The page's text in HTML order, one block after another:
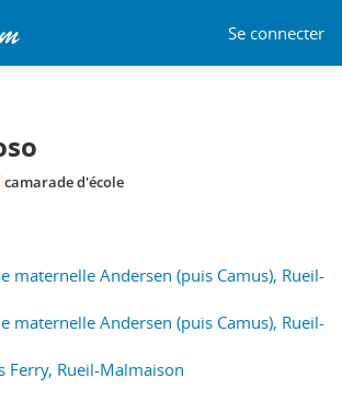
Se connecter
maternelle Andersen (puis Camus), Rueil-
maternelle Andersen (puis Camus), Rueil-
Ferry, Rueil-Malmaison
camarade d'école